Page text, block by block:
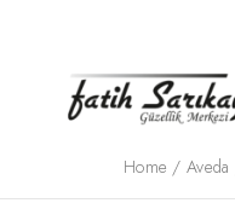
Home / Aveda